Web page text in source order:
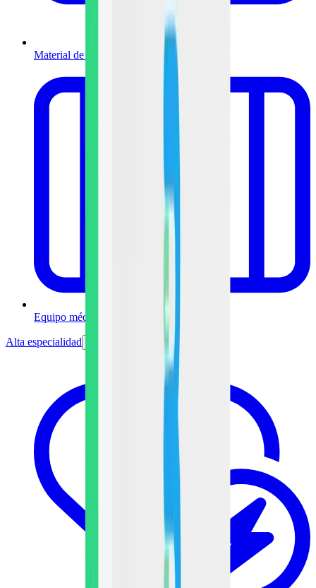
Material de curación
Equipo médico
Alta especialidad